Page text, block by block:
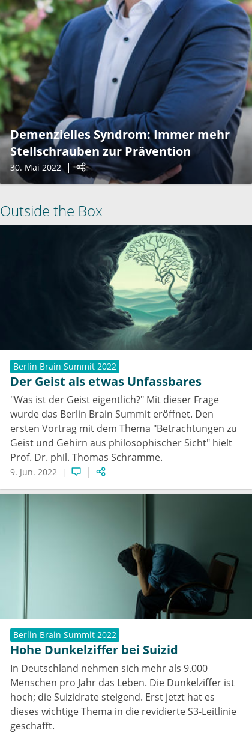
Demenzielles Syndrom: Immer mehr
Stellschrauben zur Prävention
30. Mai 2022
Outside the Box
Berlin Brain Summit 2022
Der Geist als etwas Unfassbares
"Was ist der Geist eigentlich?" Mit dieser Frage
wurde das Berlin Brain Summit eröffnet. Den
ersten Vortrag mit dem Thema "Betrachtungen zu
Geist und Gehirn aus philosophischer Sicht" hielt
Prof. Dr. phil. Thomas Schramme.
9. Jun. 2022
Berlin Brain Summit 2022
Hohe Dunkelziffer bei Suizid
In Deutschland nehmen sich mehr als 9.000
Menschen pro Jahr das Leben. Die Dunkelziffer ist
hoch; die Suizidrate steigend. Erst jetzt hat es
dieses wichtige Thema in die revidierte S3-Leitlinie
geschafft.